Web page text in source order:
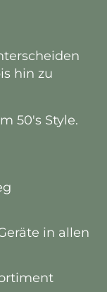
hin zu
50's Style.
in allen